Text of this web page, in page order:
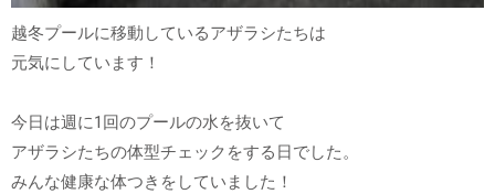
越冬プールに移動しているアザラシたちは
元気にしています！
今日は週に1回のプールの水を抜いて
アザラシたちの体型チェックをする日でした。
みんな健康な体つきをしていました！